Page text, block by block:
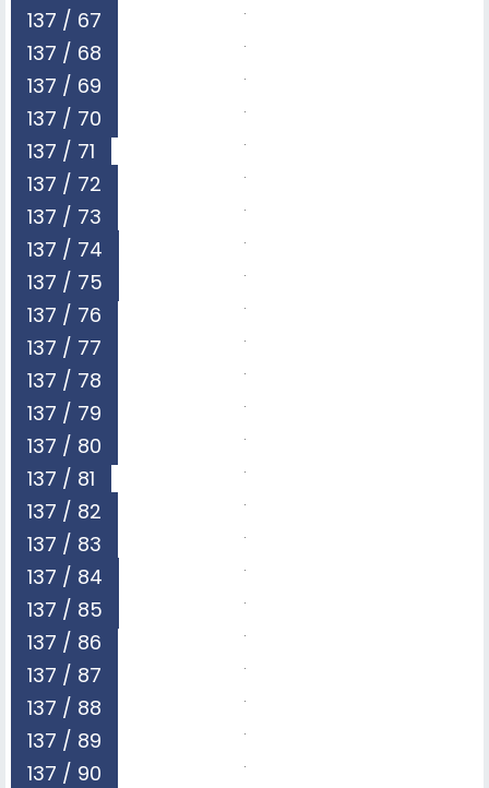
137 / 67
137 / 68
137 / 69
137 / 70
137 / 71
137 / 72
137 / 73
137 / 74
137 / 75
137 / 76
137 / 77
137 / 78
137 / 79
137 / 80
137 / 81
137 / 82
137 / 83
137 / 84
137 / 85
137 / 86
137 / 87
137 / 88
137 / 89
137 / 90